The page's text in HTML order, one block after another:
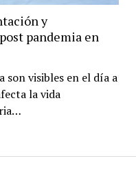
y
pandemia en
son visibles en el día a
la vida